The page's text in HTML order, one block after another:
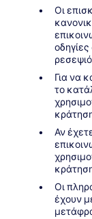
Οι
Για να
το
Αν
Οι
έχουν